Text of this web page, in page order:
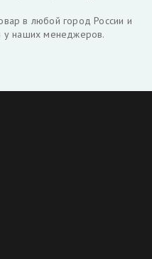
в любой город России и
у наших менеджеров.